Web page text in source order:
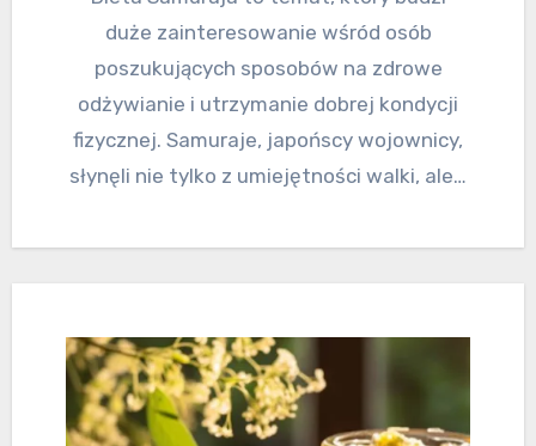
duże zainteresowanie wśród osób
poszukujących sposobów na zdrowe
odżywianie i utrzymanie dobrej kondycji
fizycznej. Samuraje, japońscy wojownicy,
słynęli nie tylko z umiejętności walki, ale…